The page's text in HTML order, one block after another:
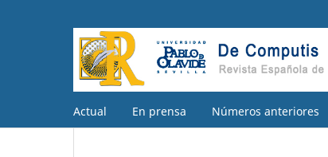
Actual En prensa Números anteriores